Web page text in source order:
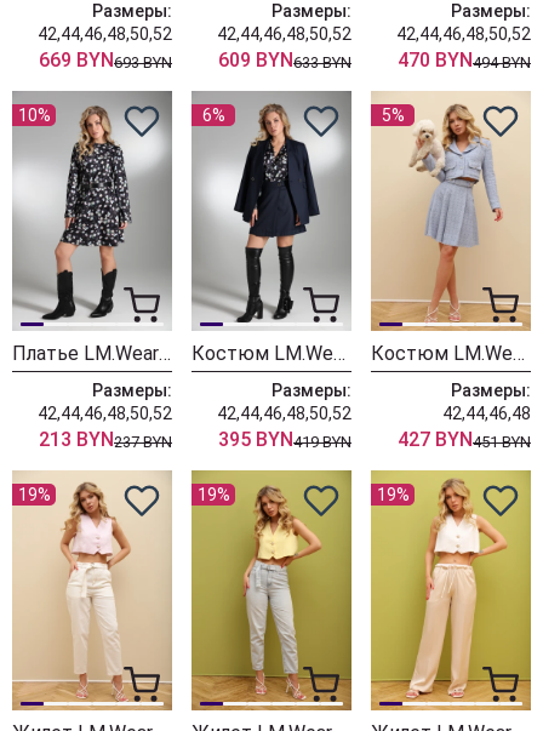
Размеры:
42,44,46,48,50,52
669 BYN693 BYN
Размеры:
42,44,46,48,50,52
609 BYN633 BYN
Размеры:
42,44,46,48,50,52
470 BYN494 BYN
10%
Платье LM.Wear КТ 3097 Чёрный с цветочным принтом
Размеры:
42,44,46,48,50,52
213 BYN237 BYN
6%
Костюм LM.Wear CК 6007 синий
Размеры:
42,44,46,48,50,52
395 BYN419 BYN
5%
Костюм LM.Wear КЮ 6006 голубой
Размеры:
42,44,46,48
427 BYN451 BYN
19% 19% 19%